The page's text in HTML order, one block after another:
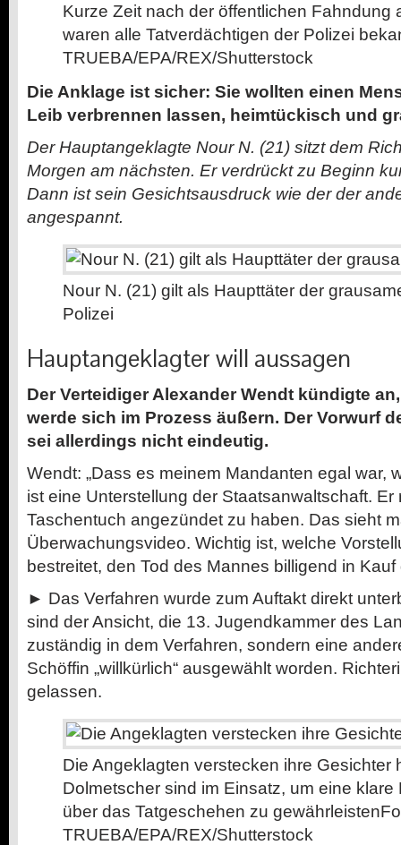
Kurze Zeit nach der öffentlichen Fahndung
waren alle Tatverdächtigen der Polizei
TRUEBA/EPA/REX/Shutterstock
Die Anklage ist sicher: Sie wollten einen
Leib verbrennen lassen, heimtückisch und
Der Hauptangeklagte Nour N. (21) sitzt dem
Morgen am nächsten. Er verdrückt zu Beginn
Dann ist sein Gesichtsausdruck wie der der
angespannt.
Nour N. (21) gilt als Haupttäter der
Polizei
Hauptangeklagter will aussagen
Der Verteidiger Alexander Wendt kündigte
werde sich im Prozess äußern. Der Vorwurf
sei allerdings nicht eindeutig.
Wendt: „Dass es meinem Mandanten egal war,
ist eine Unterstellung der Staatsanwaltschaft. Er
Taschentuch angezündet zu haben. Das sieht
Überwachungsvideo. Wichtig ist, welche
bestreitet, den Tod des Mannes billigend in
► Das Verfahren wurde zum Auftakt direkt
sind der Ansicht, die 13. Jugendkammer des
zuständig in dem Verfahren, sondern eine
Schöffin „willkürlich“ ausgewählt worden.
gelassen.
Die Angeklagten verstecken ihre Gesichter
Dolmetscher sind im Einsatz, um eine klare
über das Tatgeschehen zu gewährleisten
TRUEBA/EPA/REX/Shutterstock